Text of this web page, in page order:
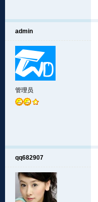
admin
管理员
qq682907